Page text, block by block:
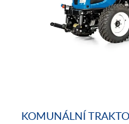
KOMUNÁLNÍ